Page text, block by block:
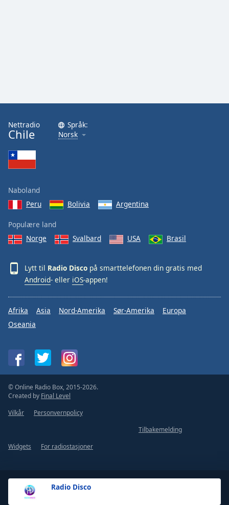
Radio Disco
Nettradio
Chile
Språk:
Norsk
Naboland
Peru
Bolivia Argentina
Populære land
Norge
Svalbard USA Brasil
Lytt til Radio Disco på smarttelefonen din gratis med
Android- eller iOS-appen!
Afrika Asia Nord-Amerika Sør-Amerika
Europa
Oseania
© Online Radio Box, 2015-2026.
Created by Final Level
Vilkår
Personvernpolicy
Tilbakemelding
Widgets
For radiostasjoner